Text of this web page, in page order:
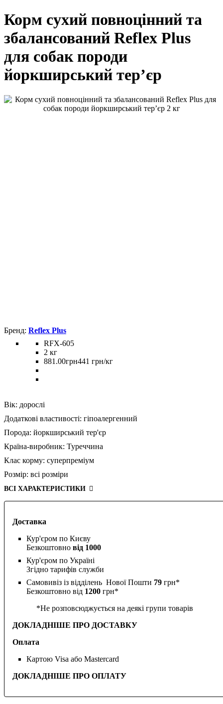
Корм сухий повноцінний та
збалансований Reflex Plus
для собак породи
йоркширський тер’єр
Доставка
Кур'єром по Києву
Безкоштовно від 1000
Кур'єром по Україні
Згідно тарифів служби
Самовивіз із відділень Нової Пошти 79 грн*
Безкоштовно від 1200 грн*
*Не розповсюджується на деякі групи товарів
ДОКЛАДНІШЕ ПРО ДОСТАВКУ
Оплата
Картою Visa або Mastercard
ДОКЛАДНІШЕ ПРО ОПЛАТУ
Reflex Plus
RFX-605
2 кг
881 .00грн441 грн/кг
Вік: дорослі
Додаткові властивості: гіпоалергенний
Порода: йоркширський тер'єр
Країна-виробник: Туреччина
Клас корму: суперпреміум
Розмір: всі розміри
ВСІ ХАРАКТЕРИСТИКИ